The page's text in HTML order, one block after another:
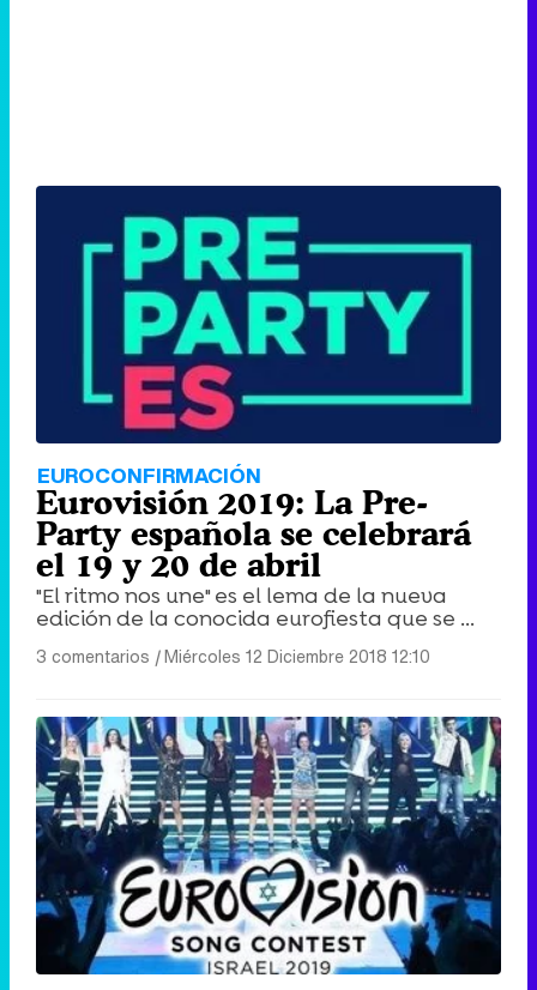
EUROCONFIRMACIÓN
Eurovisión 2019: La Pre-
Party española se celebrará
el 19 y 20 de abril
"El ritmo nos une" es el lema de la nueva
edición de la conocida eurofiesta que se ...
3 comentarios |Miércoles 12 Diciembre 2018 12:10